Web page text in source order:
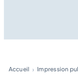
Accueil Impression